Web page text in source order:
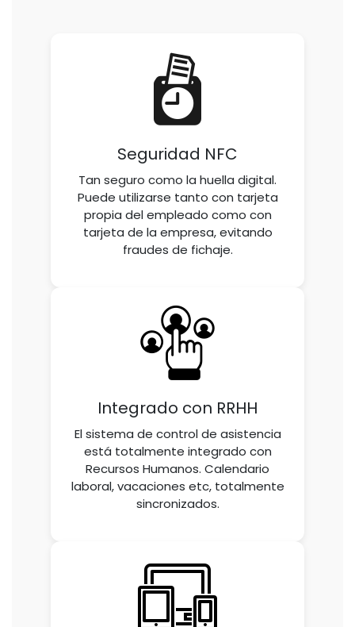
Seguridad NFC
Tan seguro como la huella digital.
Puede utilizarse tanto con tarjeta
propia del empleado como con
tarjeta de la empresa, evitando
fraudes de fichaje.
Integrado con RRHH
El sistema de control de asistencia
está totalmente integrado con
Recursos Humanos. Calendario
laboral, vacaciones etc, totalmente
sincronizados.